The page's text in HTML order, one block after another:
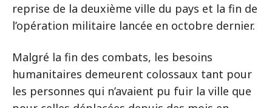
reprise de la deuxième ville du pays et la fin de
l’opération militaire lancée en octobre dernier.
Malgré la fin des combats, les besoins
humanitaires demeurent colossaux tant pour
les personnes qui n’avaient pu fuir la ville que